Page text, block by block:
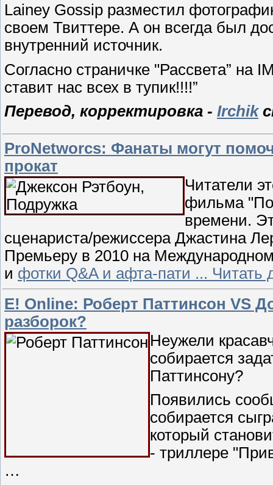
Lainey Gossip разместил
своем Твиттере. А он всегда был
внутренний источник.
Согласно страничке "Рассвета”
ставит нас всех в тупик!!!!”
Перевод, корректировка - Irchik
ProNetworcs: Фанаты могут
прокат
Читатели
фильма
времени.
сценариста/режиссера Джастина
Премьеру в 2010 на
и фотки Q&A и афта-пати ... Читать
Е! Оnline: Роберт Паттинсон VS
разборок?
Неужели
собирается
Паттинсону?
Появились
собирается
который
- триллере
…